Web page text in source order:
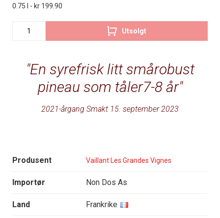
En syrefrisk litt smårobust
pineau som tåler7-8 år
2021-årgang Smakt 15. september 2023
Produsent Vaillant Les Grandes Vignes
Importør Non Dos As
Land Frankrike
0.75 l - kr 199.90
Utsolgt